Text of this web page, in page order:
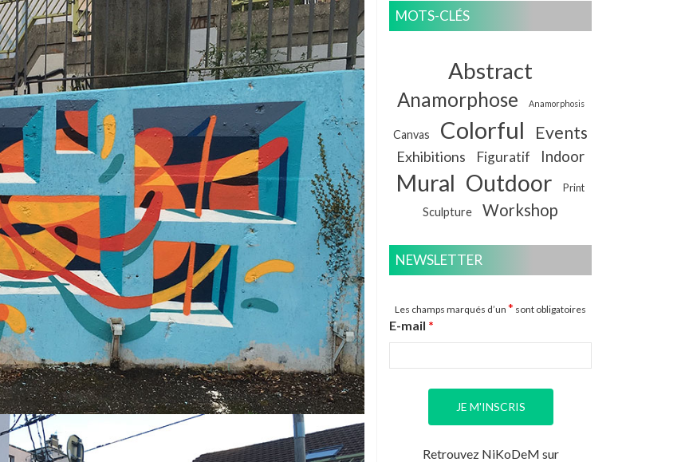
MOTS-CLÉS
Abstract
Anamorphose Anamorphosis
Canvas Colorful Events
Exhibitions Figuratif Indoor
Mural Outdoor Print
Sculpture Workshop
NEWSLETTER
Les champs marqués d’un * sont obligatoires
E-mail *
Retrouvez NiKoDeM sur